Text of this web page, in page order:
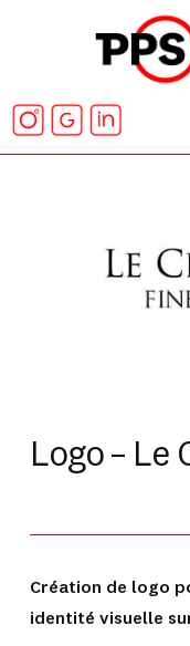
Logo – Le
Création de logo
identité visuelle